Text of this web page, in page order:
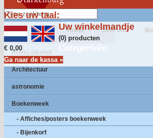
Kies uw taal:
Uw winkelmandje
(0) producten
€ 0,00
Ga naar de kassa »
Home Over ons
Categorieën
(Anti-) alkohol
Architectuur
astronomie
Boekenweek
- Affiches/posters boekenweek
- Bijenkorf